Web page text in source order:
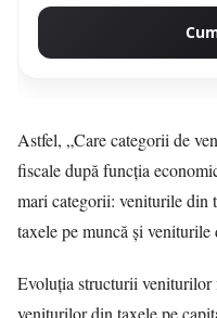
Astfel, „Care categorii de
fiscale după funcţia
mari categorii: veniturile din
taxele pe muncă şi
Evoluţia structurii veniturilor
veniturilor din taxele pe